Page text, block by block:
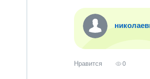
Нравится 0